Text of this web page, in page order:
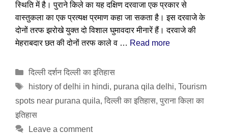
स्थिति में है। पुराने किले का यह दक्षिण दरवाजा एक प्रकार से
वास्तुकला का एक प्रत्यक्ष प्रमाण कहा जा सकता है। इस दरवाजे के
दोनों तरफ झरोखे युक्त दो विशाल घुमावदार मीनारें हैं। दरवाजे की
मेहराबदार छत की दोनों तरफ काले व … Read more
Categories
दिल्ली दर्शन दिल्ली का इतिहास
Tags
history of delhi in hindi, purana qila delhi, Tourism
spots near purana quila, दिल्ली का इतिहास, पुराना किला का
इतिहास
Leave a comment